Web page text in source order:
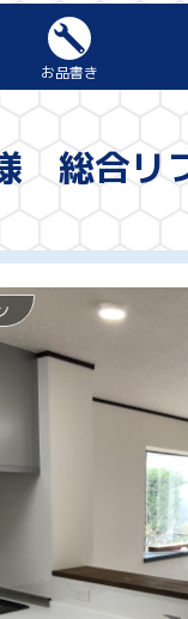
お品書き
総合リ